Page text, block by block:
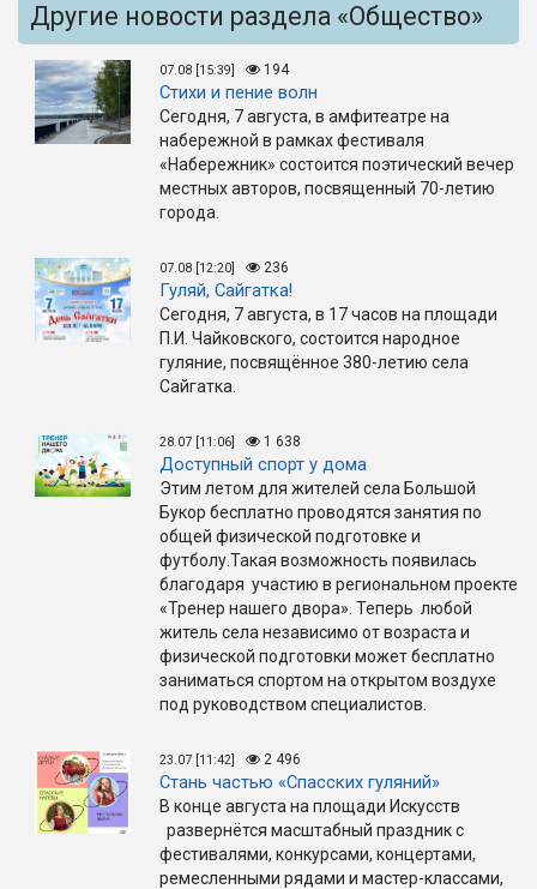
Другие новости раздела «Общество»
07.08 [15:39] 194
Стихи и пение волн
Сегодня, 7 августа, в амфитеатре на
набережной в рамках фестиваля
«Набережник» состоится поэтический вечер
местных авторов, посвященный 70-летию
города.
07.08 [12:20] 236
Гуляй, Сайгатка!
Сегодня, 7 августа, в 17 часов на площади
П.И. Чайковского, состоится народное
гуляние, посвящённое 380-летию села
Сайгатка.
28.07 [11:06] 1 638
Доступный спорт у дома
Этим летом для жителей села Большой
Букор бесплатно проводятся занятия по
общей физической подготовке и
футболу.Такая возможность появилась
благодаря участию в региональном проекте
«Тренер нашего двора». Теперь любой
житель села независимо от возраста и
физической подготовки может бесплатно
заниматься спортом на открытом воздухе
под руководством специалистов.
23.07 [11:42] 2 496
Стань частью «Спасских гуляний»
В конце августа на площади Искусств
развернётся масштабный праздник с
фестивалями, конкурсами, концертами,
ремесленными рядами и мастер-классами,